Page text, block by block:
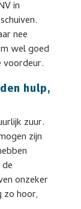
in
nee
wel goed
hulp,
zuur.
zijn
onzeker
zo hoor,